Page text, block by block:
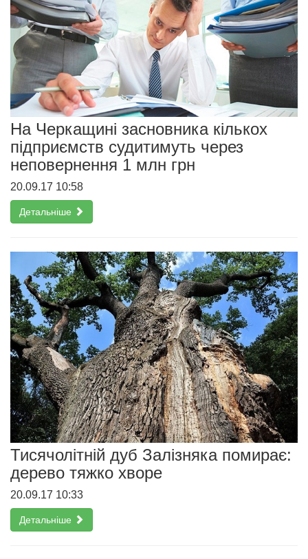
На Черкащині засновника кількох
підприємств судитимуть через
неповернення 1 млн грн
20.09.17 10:58
Детальніше
Тисячолітній дуб Залізняка помирає:
дерево тяжко хворе
20.09.17 10:33
Детальніше